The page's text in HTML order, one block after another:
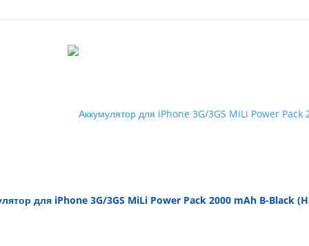
для iPhone 3G/3GS MiLi Power Pack 2000 mAh B-Black